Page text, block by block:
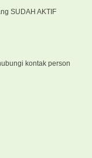
SUDAH AKTIF
kontak person